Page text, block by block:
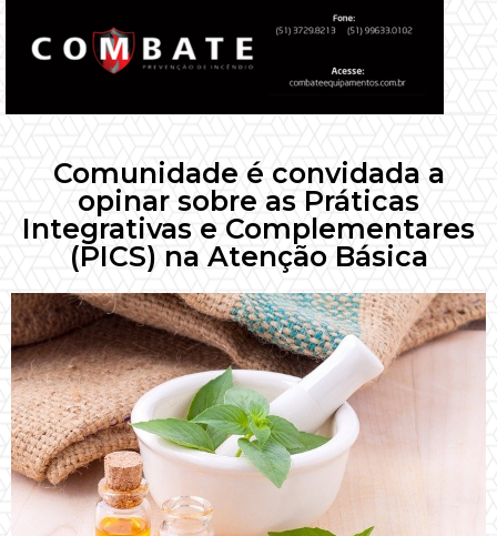
Comunidade é convidada a
opinar sobre as Práticas
Integrativas e Complementares
(PICS) na Atenção Básica